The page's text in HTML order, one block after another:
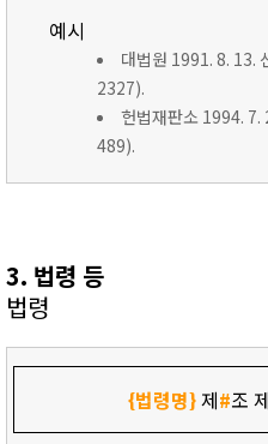
예시
대법원 1991. 8. 13.
2327).
헌법재판소 1994.
489).
3. 법령 등
법령
{법령명}제#조 제